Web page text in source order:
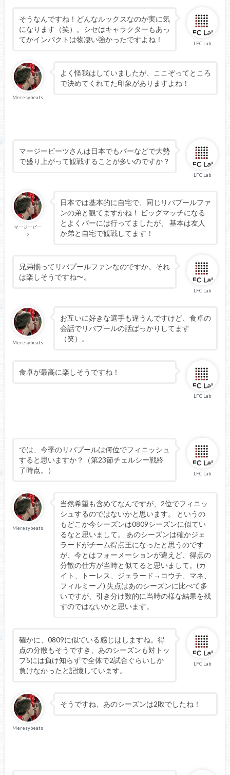
LFC Lab
そうなんですね！どんなルックスなのか実に気
になります（笑）。シセはキャラクターもあっ
てかインパクトは物凄い強かったですよね！
Meresybeats
よく怪我はしていましたが、ここぞってところ
で決めてくれてた印象がありますよね！
LFC Lab
マージービーツさんは日本でもバーなどで大勢
で盛り上がって観戦することが多いのですか？
マージービー
ツ
日本では基本的に自宅で、同じリバプールファ
ンの弟と観てますかね！ ビッグマッチになる
とよくバーには行ってましたが、 基本は友人
か弟と自宅で観戦してます！
LFC Lab
兄弟揃ってリバプールファンなのですか。それ
は楽しそうですね〜。
Meresybeats
お互いに好きな選手も違うんですけど、食卓の
会話でリバプールの話ばっかりしてます
（笑）。
LFC Lab
食卓が最高に楽しそうですね！
LFC Lab
では、今季のリバプールは何位でフィニッシュ
すると思いますか？（第23節チェルシー戦終
了時点。）
Meresybeats
当然希望も含めてなんですが、2位でフィニッ
シュするのではないかと思います。 というの
もどこか今シーズンは0809シーズンに似てい
るなと思いまして。 あのシーズンは確かジェ
ラードがチーム得点王になったと思うのです
が、今とはフォーメーションが違えど、得点の
分散の仕方が当時と似てると思いまして。(カ
イト、トーレス、ジェラード→コウチ、マネ、
フィルミーノ) 失点はあのシーズンに比べて多
いですが、引き分け数的に当時の様な結果を残
すのではないかと思います。
LFC Lab
確かに、0809に似ている感じはしますね。得
点の分散もそうですき、あのシーズンも対トッ
プ5には負け知らずで全体で2試合ぐらいしか
負けなかったと記憶しています。
Meresybeats
そうですね、あのシーズンは2敗でしたね！